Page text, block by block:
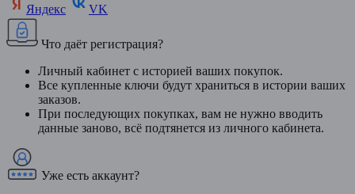
Яндекс VK
Что даёт регистрация?
Личный кабинет с историей ваших покупок.
Все купленные ключи будут храниться в истории ваших
заказов.
При последующих покупках, вам не нужно вводить
данные заново, всё подтянется из личного кабинета.
Уже есть аккаунт?